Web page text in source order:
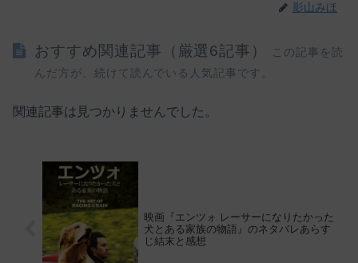
影山みほ
おすすめ関連記事（厳選6記事）
この記事を読
んだ方が、続けて読んでいる人気記事です。
関連記事は見つかりませんでした。
映画『エンツォ レーサーになりたかった
犬とある家族の物語』のネタバレあらす
じ結末と感想